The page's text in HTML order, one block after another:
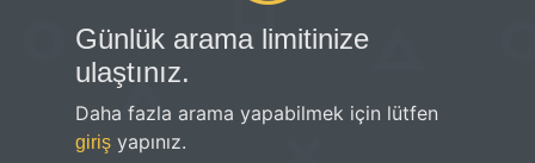
Günlük arama limitinize
ulaştınız.
Daha fazla arama yapabilmek için lütfen
giriş yapınız.